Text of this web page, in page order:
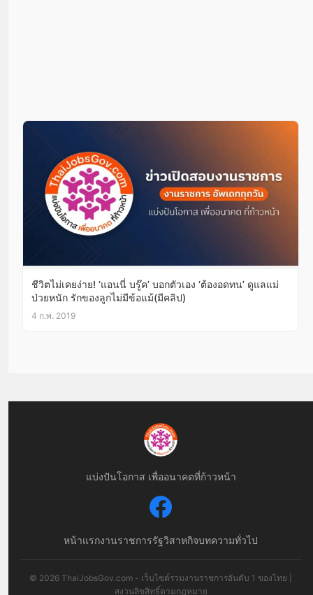
ชีวิตไม่เคยง่าย! ‘แอนนี่ บรู๊ค’ บอกตัวเอง ‘ต้องอดทน’ ดูแลแม่
ป่วยหนัก รักของลูกไม่มีข้อแม้(มีคลิป)
4 ก.พ. 2019
แบ่งปันโอกาส เพื่ออนาคตที่ก้าวหน้า
หน้าแรกงานราชการรัฐวิสาหกิจบทความทั่วไป
© 2026 ThaiJobsGov.com - เว็บไซต์รวมงานราชการอันดับ 1 ของไทย |
สงวนลิขสิทธิ์ตามกฎหมาย